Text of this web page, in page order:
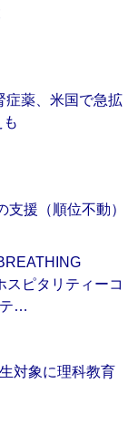
症薬、米国で急拡
援（順位不動）
スピタリティーコ
テ…
対象に理科教育